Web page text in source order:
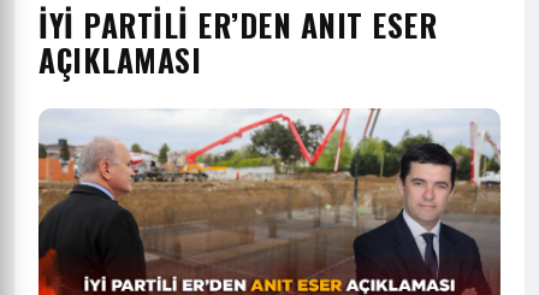
İYİ PARTİLİ ER’DEN ANIT ESER
AÇIKLAMASI